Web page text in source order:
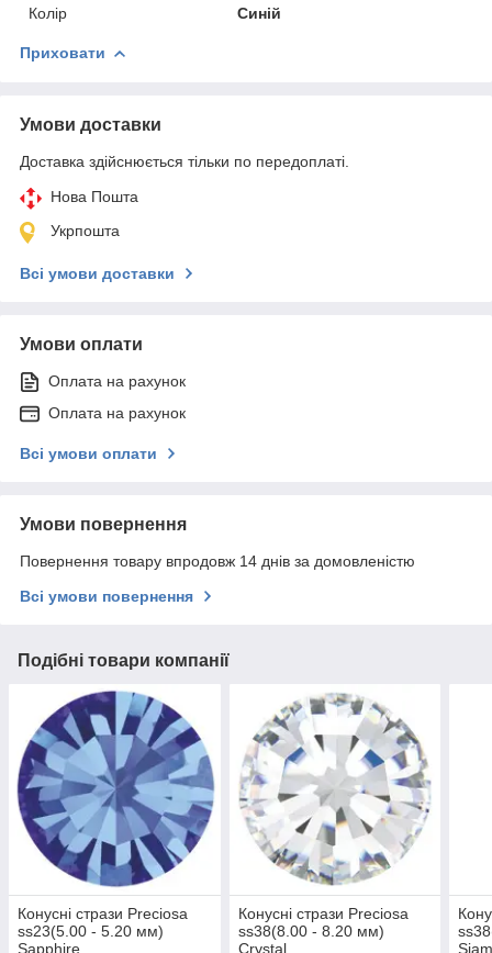
Колір
Синій
Приховати
Умови доставки
Доставка здійснюється тільки по передоплаті.
Нова Пошта
Укрпошта
Всі умови доставки
Умови оплати
Оплата на рахунок
Оплата на рахунок
Всі умови оплати
Умови повернення
Повернення товару впродовж 14 днів за домовленістю
Всі умови повернення
Подібні товари компанії
Конусні стрази Preciosa
ss23(5.00 - 5.20 мм)
Sapphire
Конусні стрази Preciosa
ss38(8.00 - 8.20 мм)
Crystal